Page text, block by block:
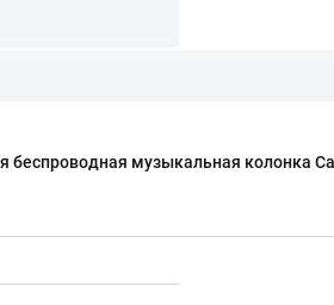
беспроводная музыкальная колонка